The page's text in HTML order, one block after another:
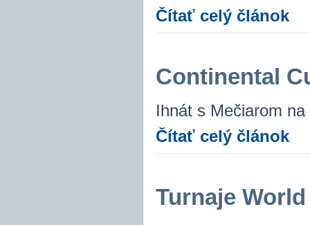
Čítať celý článok
Continental
Ihnát s Mečiarom
Čítať celý článok
Turnaje